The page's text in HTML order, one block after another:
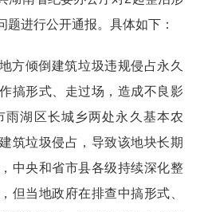
题进行公开通报。具体如下：
方倾倒建筑垃圾违规侵占永久
搞形式、走过场，造成不良影
雨湖区长城乡两处永久基本农
筑垃圾侵占，导致该地块长期
中央和省市县各级持续深化整
但当地政府在排查中搞形式、